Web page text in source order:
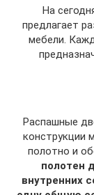
На
предлагает
мебели.
Распашные
конструкции
полотно и
полотен
внутренних